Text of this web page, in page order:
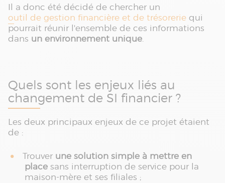
Il a donc été décidé de chercher un
outil de gestion financière et de trésorerie qui
pourrait réunir l'ensemble de ces informations
dans un environnement unique.
Quels sont les enjeux liés au
changement de SI financier ?
Les deux principaux enjeux de ce projet étaient
de :
Trouver une solution simple à mettre en
place sans interruption de service pour la
maison-mère et ses filiales ;